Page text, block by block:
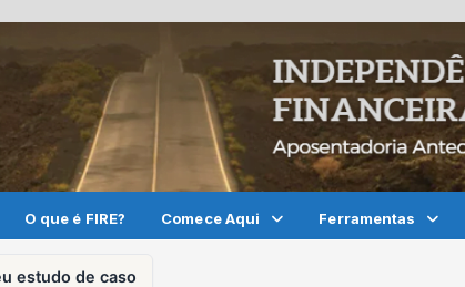
O que é FIRE? Comece Aqui Ferramentas
estudo de caso